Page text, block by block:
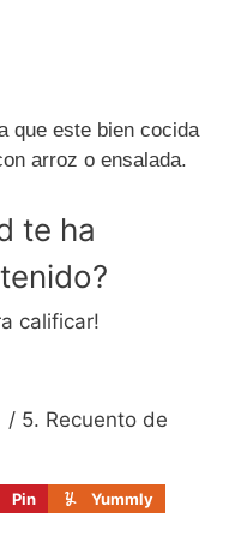
que este bien cocida
arroz o ensalada.
te ha
calificar!
/ 5. Recuento de
Pin
Yummly